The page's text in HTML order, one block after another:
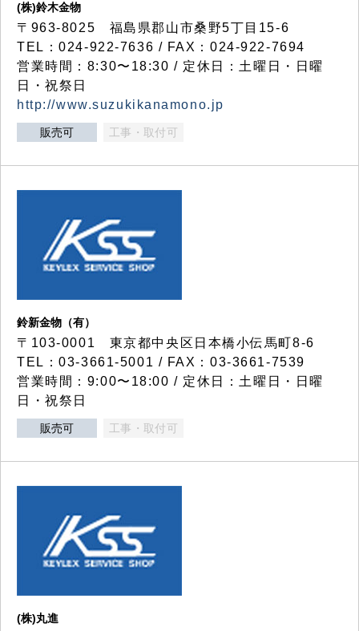
(株)鈴木金物
〒963-8025 福島県郡山市桑野5丁目15-6
TEL：024-922-7636 / FAX：024-922-7694
営業時間：8:30〜18:30 / 定休日：土曜日・日曜
日・祝祭日
http://www.suzukikanamono.jp
販売可 工事・取付可
鈴新金物（有）
〒103-0001 東京都中央区日本橋小伝馬町8-6
TEL：03-3661-5001 / FAX：03-3661-7539
営業時間：9:00〜18:00 / 定休日：土曜日・日曜
日・祝祭日
販売可 工事・取付可
(株)丸進